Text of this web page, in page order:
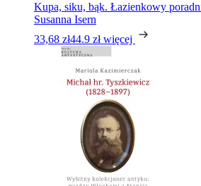
Kupa, siku, bąk. Łazienkowy
Susanna Isern
33,68 zł44.9 zł więcej